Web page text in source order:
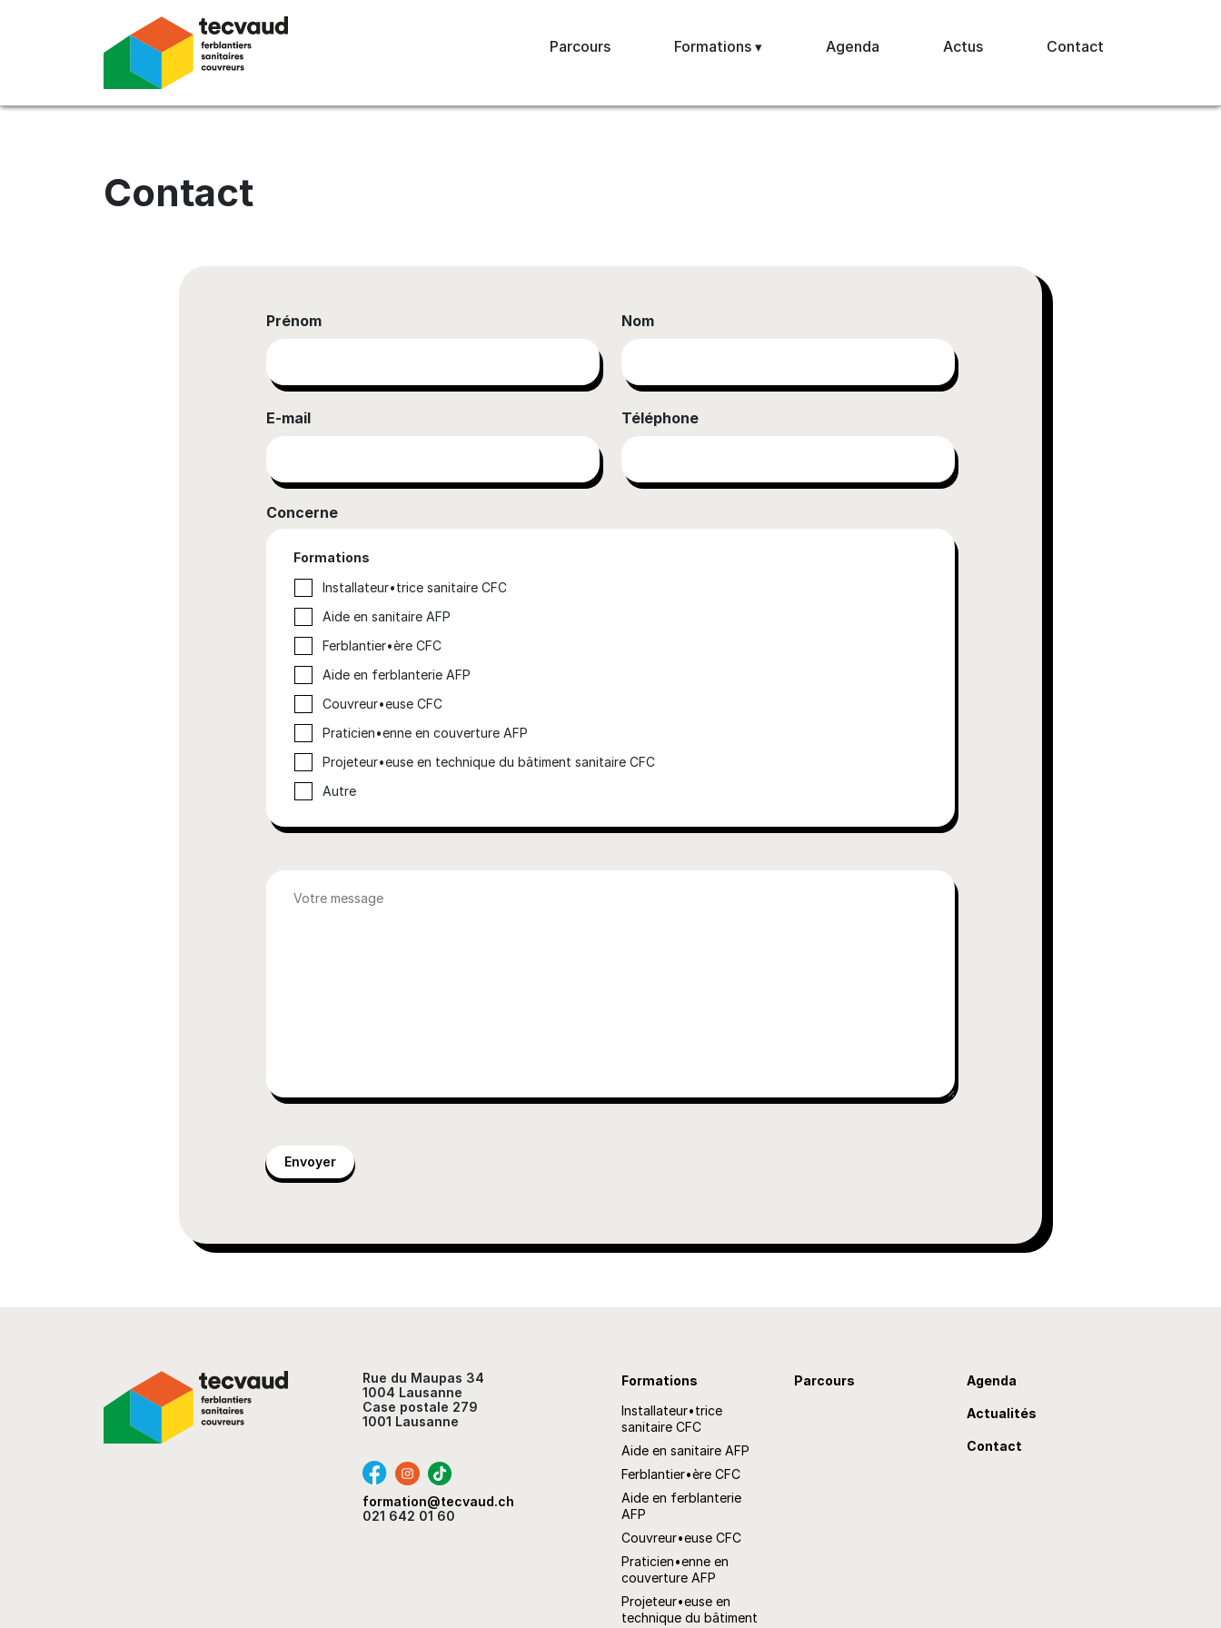
Parcours Formations Agenda Actus Contact
Contact
Prénom Nom
E-mail Téléphone
Concerne
Formations
Installateur•trice sanitaire CFC
Aide en sanitaire AFP
Ferblantier•ère CFC
Aide en ferblanterie AFP
Couvreur•euse CFC
Praticien•enne en couverture AFP
Projeteur•euse en technique du bâtiment sanitaire CFC
Autre
Rue du Maupas 34
1004 Lausanne
Case postale 279
1001 Lausanne
formation@tecvaud.ch
021 642 01 60
Formations
Installateur•trice
sanitaire CFC
Aide en sanitaire AFP
Ferblantier•ère CFC
Aide en ferblanterie
AFP
Couvreur•euse CFC
Praticien•enne en
couverture AFP
Projeteur•euse en
technique du bâtiment
Parcours Agenda
Actualités
Contact